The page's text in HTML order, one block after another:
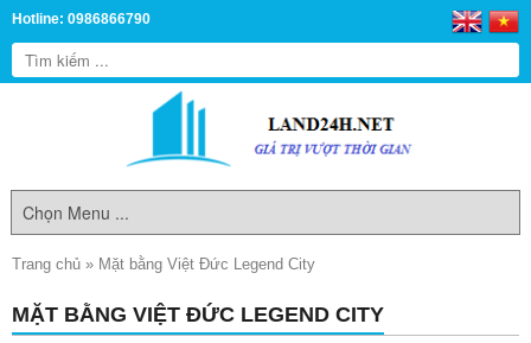
Hotline: 0986866790
Trang chủ » Mặt bằng Việt Đức Legend City
MẶT BẰNG VIỆT ĐỨC LEGEND CITY